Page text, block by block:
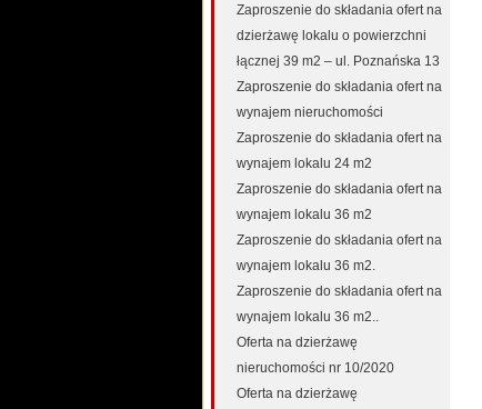
Zaproszenie do składania ofert na
dzierżawę lokalu o powierzchni
łącznej 39 m2 – ul. Poznańska 13
Zaproszenie do składania ofert na
wynajem nieruchomości
Zaproszenie do składania ofert na
wynajem lokalu 24 m2
Zaproszenie do składania ofert na
wynajem lokalu 36 m2
Zaproszenie do składania ofert na
wynajem lokalu 36 m2.
Zaproszenie do składania ofert na
wynajem lokalu 36 m2..
Oferta na dzierżawę
nieruchomości nr 10/2020
Oferta na dzierżawę